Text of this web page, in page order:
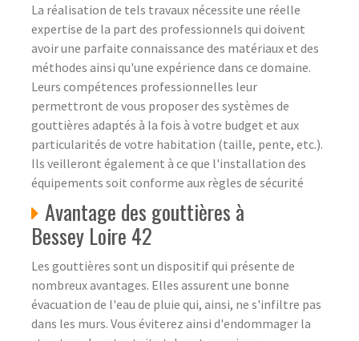
La réalisation de tels travaux nécessite une réelle
expertise de la part des professionnels qui doivent
avoir une parfaite connaissance des matériaux et des
méthodes ainsi qu'une expérience dans ce domaine.
Leurs compétences professionnelles leur
permettront de vous proposer des systèmes de
gouttières adaptés à la fois à votre budget et aux
particularités de votre habitation (taille, pente, etc.).
Ils veilleront également à ce que l'installation des
équipements soit conforme aux règles de sécurité
Avantage des gouttières à
Bessey Loire 42
Les gouttières sont un dispositif qui présente de
nombreux avantages. Elles assurent une bonne
évacuation de l'eau de pluie qui, ainsi, ne s'infiltre pas
dans les murs. Vous éviterez ainsi d'endommager la